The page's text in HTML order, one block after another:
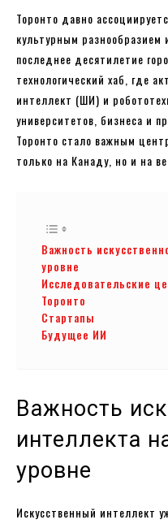
Торонто давно
культурным
последнее десятилетие
технологический хаб, где
интеллект (ШИ) и
университетов, бизнеса и
Торонто стало важным
только на Канаду, но и на
Важность
уровне
Исследовательские
Торонто
Стартапы
Будущее ИИ
Важность
интеллекта
уровне
Искусственный интеллект